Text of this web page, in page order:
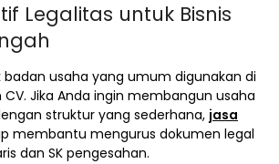
Legalitas untuk Bisnis
badan usaha yang umum digunakan di
Jika Anda ingin membangun usaha
struktur yang sederhana, jasa
membantu mengurus dokumen legal
dan SK pengesahan.